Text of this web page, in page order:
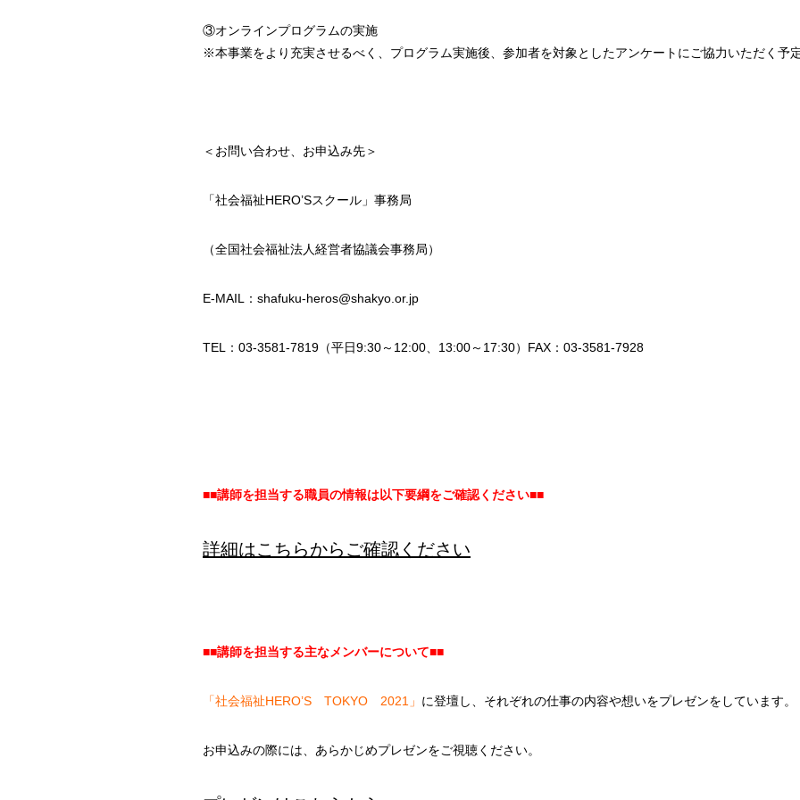
③オンラインプログラムの実施
※本事業をより充実させるべく、プログラム実施後、参加者を対象としたアンケートにご協力いただく予
＜お問い合わせ、お申込み先＞
「社会福祉HERO’Sスクール」事務局
（全国社会福祉法人経営者協議会事務局）
E-MAIL：shafuku-heros@shakyo.or.jp
TEL：03-3581-7819（平日9:30～12:00、13:00～17:30）FAX：03-3581-7928
■■講師を担当する職員の情報は以下要綱をご確認ください■■
詳細はこちらからご確認ください
■■講師を担当する主なメンバーについて■■
「社会福祉HERO’S TOKYO 2021」 に登壇し、それぞれの仕事の内容や想いをプレゼンをしています。
お申込みの際には、あらかじめプレゼンをご視聴ください。